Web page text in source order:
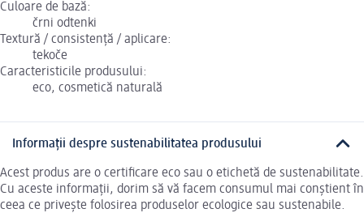
Culoare de bază:
črni odtenki
Textură / consistență / aplicare:
tekoče
Caracteristicile produsului:
eco, cosmetică naturală
Informații despre sustenabilitatea produsului
Acest produs are o certificare eco sau o etichetă de sustenabilitate.
Cu aceste informații, dorim să vă facem consumul mai conștient în
ceea ce privește folosirea produselor ecologice sau sustenabile.